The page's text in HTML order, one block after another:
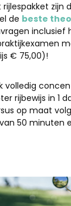
zijn
de beste
€ 75,00)!
volledig
rijbewijs in 1
op maat
50 minuten